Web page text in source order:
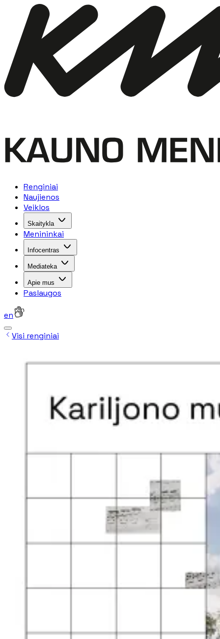
Renginiai
Naujienos
Veiklos
Skaitykla
Menininkai
Infocentras
Mediateka
Apie mus
Paslaugos
en
Visi renginiai